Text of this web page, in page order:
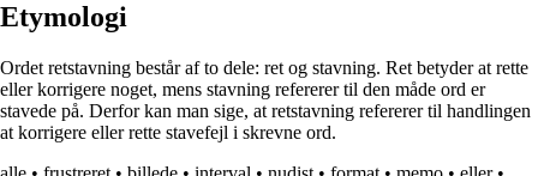
Etymologi
Ordet retstavning består af to dele: ret og stavning. Ret betyder at rette
eller korrigere noget, mens stavning refererer til den måde ord er
stavede på. Derfor kan man sige, at retstavning refererer til handlingen
at korrigere eller rette stavefejl i skrevne ord.